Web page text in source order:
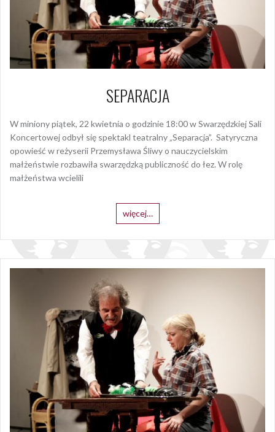
SEPARACJA
W miniony piątek, 22 kwietnia o godzinie 18:00 w Swarzędzkiej Sali
Koncertowej odbył się spektakl teatralny „Separacja”. Satyryczna
opowieść w reżyserii Przemysława Śliwy o nauczycielskim
małżeństwie rozbawiła swarzędzką publiczność do łez. W rolę
małżeństwa wcielili
więcej…